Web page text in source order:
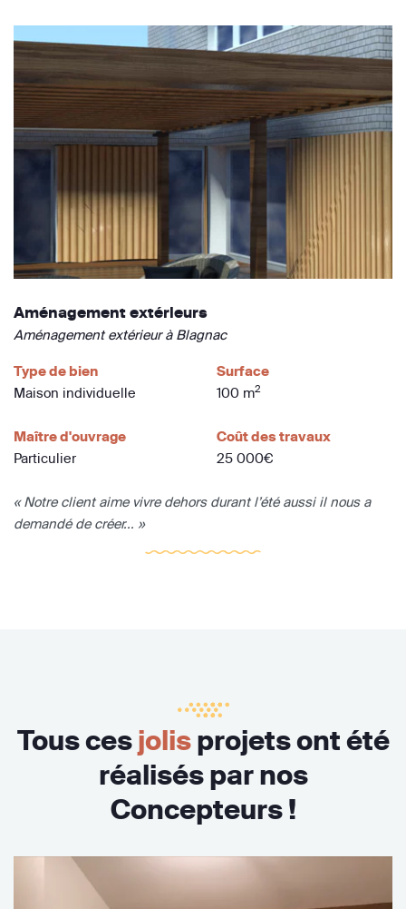
Aménagement extérieurs
Aménagement extérieur à Blagnac
Type de bien
Maison individuelle
Surface
100 m2
Maître d'ouvrage
Particulier
Coût des travaux
25 000€
« Notre client aime vivre dehors durant l’été aussi il nous a
demandé de créer... »
Tous cesjolisprojets ont été
réalisés par nos
Concepteurs !